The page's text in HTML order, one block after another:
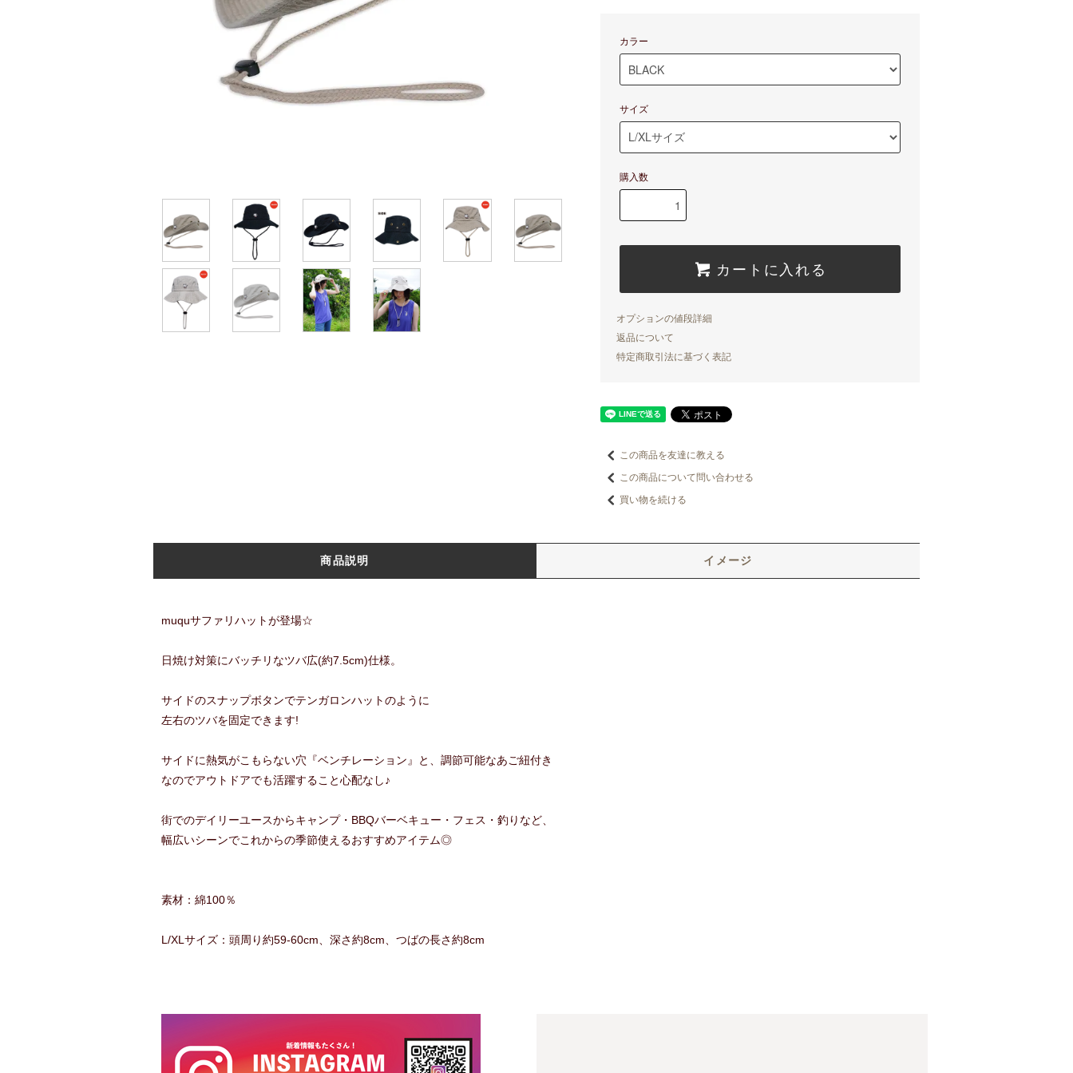
カラー
サイズ
購入数
カートに入れる
オプションの値段詳細
返品について
特定商取引法に基づく表記
この商品を友達に教える
この商品について問い合わせる
買い物を続ける
商品説明 イメージ
muquサファリハットが登場☆
日焼け対策にバッチリなツバ広(約7.5cm)仕様。
サイドのスナップボタンでテンガロンハットのように
左右のツバを固定できます!
サイドに熱気がこもらない穴『ベンチレーション』と、調節可能なあご紐付き
なのでアウトドアでも活躍すること心配なし♪
街でのデイリーユースからキャンプ・BBQバーベキュー・フェス・釣りなど、
幅広いシーンでこれからの季節使えるおすすめアイテム◎
素材：綿100％
L/XLサイズ：頭周り約59-60cm、深さ約8cm、つばの長さ約8cm